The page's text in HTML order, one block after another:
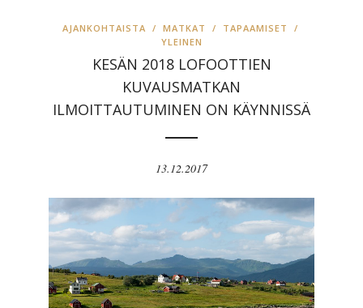
AJANKOHTAISTA / MATKAT / TAPAAMISET /
YLEINEN
KESÄN 2018 LOFOOTTIEN
KUVAUSMATKAN
ILMOITTAUTUMINEN ON KÄYNNISSÄ
13.12.2017